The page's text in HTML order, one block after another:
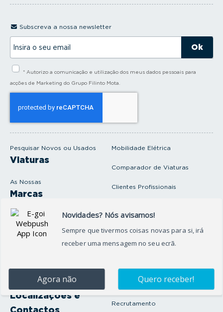
Pesquisar Novos ou Usados
Viaturas
As Nossas
Marcas
Produtos e serviços
Oficina
Onde Estamos
Localizações e
Contactos
Mobilidade Elétrica
Comparador de Viaturas
Clientes Profissionais
Seguros Protector
Artigos e Notícias
Recrutamento
Subscreva a nossa newsletter
s
l
* Autorizo a comunicação e utilização dos meus dados pessoais para
acções de Marketing do Grupo Filinto Mota.